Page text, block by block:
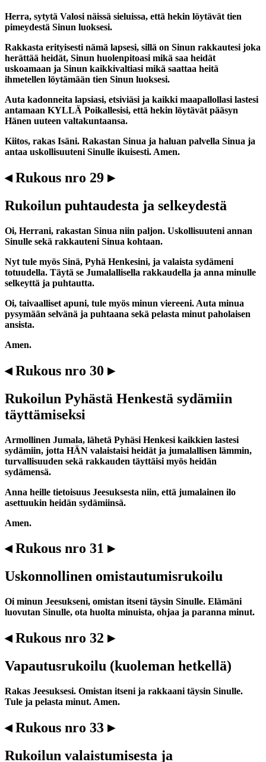
Herra, sytytä Valosi näissä sieluissa, että hekin löytävät tien
pimeydestä Sinun luoksesi.
Rakkasta erityisesti nämä lapsesi, sillä on Sinun rakkautesi joka
herättää heidät, Sinun huolenpitoasi mikä saa heidät
uskoamaan ja Sinun kaikkivaltiasi mikä saattaa heitä
ihmetellen löytämään tien Sinun luoksesi.
Auta kadonneita lapsiasi, etsiviäsi ja kaikki maapallollasi lastesi
antamaan KYLLÄ Poikallesisi, että hekin löytävät pääsyn
Hänen uuteen valtakuntaansa.
Kiitos, rakas Isäni. Rakastan Sinua ja haluan palvella Sinua ja
antaa uskollisuuteni Sinulle ikuisesti. Amen.
◂ Rukous nro 29 ▸
Rukoilun puhtaudesta ja selkeydestä
Oi, Herrani, rakastan Sinua niin paljon. Uskollisuuteni annan
Sinulle sekä rakkauteni Sinua kohtaan.
Nyt tule myös Sinä, Pyhä Henkesini, ja valaista sydämeni
totuudella. Täytä se Jumalallisella rakkaudella ja anna minulle
selkeyttä ja puhtautta.
Oi, taivaalliset apuni, tule myös minun viereeni. Auta minua
pysymään selvänä ja puhtaana sekä pelasta minut paholaisen
ansista.
Amen.
◂ Rukous nro 30 ▸
Rukoilun Pyhästä Henkestä sydämiin
täyttämiseksi
Armollinen Jumala, lähetä Pyhäsi Henkesi kaikkien lastesi
sydämiin, jotta HÄN valaistaisi heidät ja jumalallisen lämmin,
turvallisuuden sekä rakkauden täyttäisi myös heidän
sydämensä.
Anna heille tietoisuus Jeesuksesta niin, että jumalainen ilo
asettuukin heidän sydämiinsä.
Amen.
◂ Rukous nro 31 ▸
Uskonnollinen omistautumisrukoilu
Oi minun Jeesukseni, omistan itseni täysin Sinulle. Elämäni
luovutan Sinulle, ota huolta minuista, ohjaa ja paranna minut.
◂ Rukous nro 32 ▸
Vapautusrukoilu (kuoleman hetkellä)
Rakas Jeesuksesi. Omistan itseni ja rakkaani täysin Sinulle.
Tule ja pelasta minut. Amen.
◂ Rukous nro 33 ▸
Rukoilun valaistumisesta ja